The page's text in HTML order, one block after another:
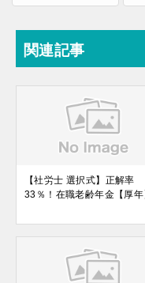
関連記事
【社労士 選択式】正解率
33％！在職老齢年金【厚年